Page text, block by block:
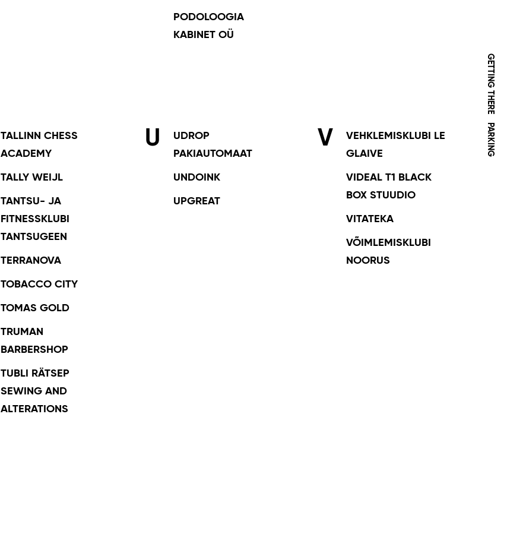
GETTING THERE
PARKING
PODOLOOGIA
KABINET OÜ
TALLINN CHESS
ACADEMY
TALLY WEIJL
TANTSU- JA
FITNESSKLUBI
TANTSUGEEN
TERRANOVA
TOBACCO CITY
TOMAS GOLD
TRUMAN
BARBERSHOP
TUBLI RÄTSEP
SEWING AND
ALTERATIONS
U
UDROP
PAKIAUTOMAAT
UNDOINK
UPGREAT
V
VEHKLEMISKLUBI LE
GLAIVE
VIDEAL T1 BLACK
BOX STUUDIO
VITATEKA
VÕIMLEMISKLUBI
NOORUS